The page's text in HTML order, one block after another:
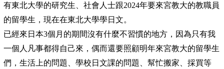
有東北大學的研究生、社會人士跟2024年要來宮教大的教職員
的留學生，現在在東北大學學日文。
已經來日本3個月的期間沒有什麼不習慣的地方，因為只有我
一個人凡事都得自己來，偶而還要照顧明年來宮教大的留學生
們，生活上的問題、學校日文課的問題、幫忙搬家、採買等